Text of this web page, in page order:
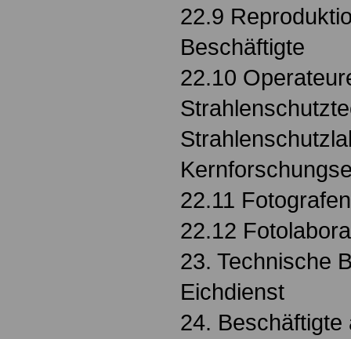
22.9
Beschäftigte
22.10
22.11 Fotografen
22.12
23. Technische
Eichdienst
24. Beschäftigte